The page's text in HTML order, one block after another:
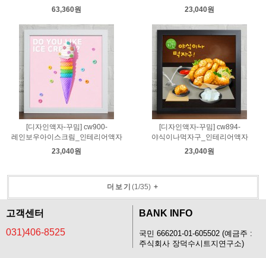
63,360원
23,040원
[디자인액자-꾸밈] cw900-
레인보우아이스크림_인테리어액자
23,040원
[디자인액자-꾸밈] cw894-
야식이나먹자구_인테리어액자
23,040원
더보기 (1/35) +
고객센터
031)406-8525
BANK INFO
국민 666201-01-605502 (예금주 :
주식회사 장덕수시트지연구소)